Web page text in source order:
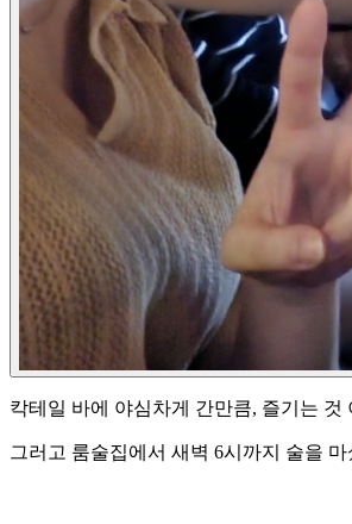
칵테일 바에 야심차게 간만큼, 즐기는
그러고 룸술집에서 새벽 6시까지 술을